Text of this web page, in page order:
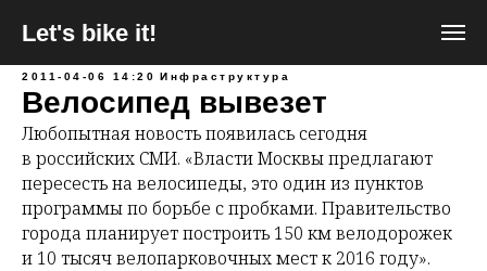
Let's bike it!
2011-04-06 14:20 Инфраструктура
Велосипед вывезет
Любопытная новость появилась сегодня
в российских СМИ. «Власти Москвы предлагают
пересесть на велосипеды, это один из пунктов
программы по борьбе с пробками. Правительство
города планирует построить 150 км велодорожек
и 10 тысяч велопарковочных мест к 2016 году».